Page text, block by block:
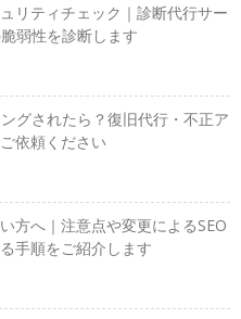
リティチェック｜診断代行サー
弱性を診断します
グされたら？復旧代行・不正ア
依頼ください
方へ｜注意点や変更によるSEO
手順をご紹介します